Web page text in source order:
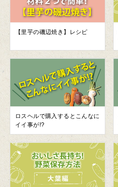
【里芋の磯辺焼き】レシピ
ロスヘルで購入するとこんなに
イイ事が!?